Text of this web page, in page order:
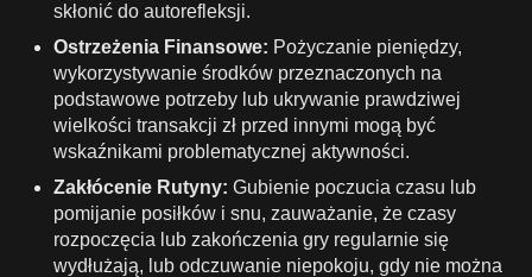
skłonić do autorefleksji.
Ostrzeżenia Finansowe: Pożyczanie pieniędzy,
wykorzystywanie środków przeznaczonych na
podstawowe potrzeby lub ukrywanie prawdziwej
wielkości transakcji zł przed innymi mogą być
wskaźnikami problematycznej aktywności.
Zakłócenie Rutyny: Gubienie poczucia czasu lub
pomijanie posiłków i snu, zauważanie, że czasy
rozpoczęcia lub zakończenia gry regularnie się
wydłużają, lub odczuwanie niepokoju, gdy nie można